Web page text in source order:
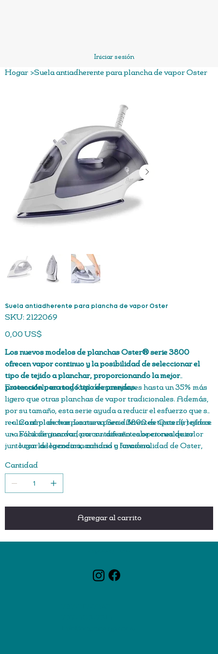
Iniciar sesión
Hogar >Suela antiadherente para plancha de vapor Oster
Suela antiadherente para plancha de vapor Oster
SKU: SKU
2122069
2122069
Precio
0,00 US$
Los nuevos modelos de planchas Oster® serie 3800
ofrecen vapor continuo y la posibilidad de seleccionar el
tipo de tejido a planchar, proporcionando la mejor
protección para todo tipo de prendas.
Este modelo es muy fácil de manejar, es hasta un 35% más
ligero que otras planchas de vapor tradicionales. Además,
por su tamaño, esta serie ayuda a reducir el esfuerzo que se
realiza al planchar. La nueva Serie 3800 de Oster (r) ofrece
una solución innovadora con diferentes opciones de color
junto con la legendaria calidad y funcionalidad de Oster,
Control de temperatura para diferentes tipos de tejidos.
Fácil de guardar, por su tamaño cabe en cualquier
lugar de la cocina, armario o lavadero.
planchas de vapor tradicionales (GCSBCL-317)
Suela antiadherente que ayuda a un mejor
deslizamiento.
Ofrece vapor continuo.
Cantidad
Agregar al carrito